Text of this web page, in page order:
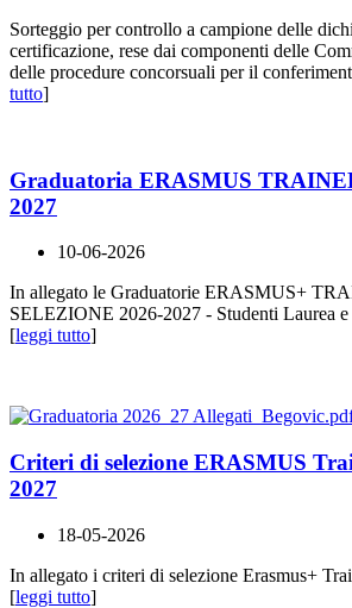
Sorteggio per controllo a campione delle
certificazione, rese dai componenti delle
delle procedure concorsuali per il
tutto]
Graduatoria ERASMUS
2027
10-06-2026
In allegato le Graduatorie ERASMUS+
SELEZIONE 2026-2027 - Studenti Laurea e
[leggi tutto]
Criteri di selezione ERASMUS
2027
18-05-2026
In allegato i criteri di selezione Erasmus+
[leggi tutto]